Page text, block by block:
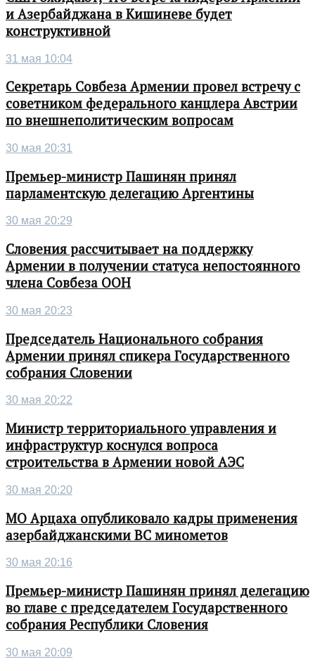
и Азербайджана в Кишиневе будет
конструктивной
31 мая 10:04
Секретарь Совбеза Армении провел встречу с
советником федерального канцлера Австрии
по внешнеполитическим вопросам
30 мая 20:31
Премьер-министр Пашинян принял
парламентскую делегацию Аргентины
30 мая 20:29
Словения рассчитывает на поддержку
Армении в получении статуса непостоянного
члена Совбеза ООН
30 мая 20:23
Председатель Национального собрания
Армении принял спикера Государственного
собрания Словении
30 мая 20:22
Министр территориального управления и
инфраструктур коснулся вопроса
строительства в Армении новой АЭС
30 мая 20:20
МО Арцаха опубликовало кадры применения
азербайджанскими ВС минометов
30 мая 20:16
Премьер-министр Пашинян принял делегацию
во главе с председателем Государственного
собрания Республики Словения
30 мая 20:09